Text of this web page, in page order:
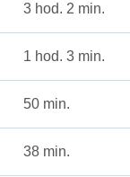
3 hod. 2 min.
1 hod. 3 min.
50 min.
38 min.